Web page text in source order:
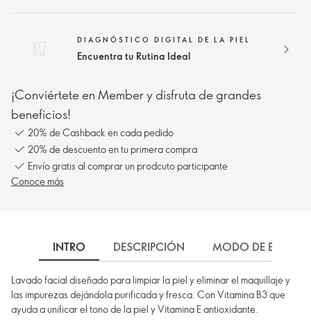
DIAGNÓSTICO DIGITAL DE LA PIEL
Encuentra tu Rutina Ideal
¡Conviértete en Member y disfruta de grandes
beneficios!
20% de Cashback en cada pedido
20% de descuento en tu primera compra
Envío gratis al comprar un prodcuto participante
Conoce más
INTRO DESCRIPCIÓN MODO DE EMPLEO
Lavado facial diseñado para limpiar la piel y eliminar el maquillaje y
las impurezas dejándola purificada y fresca. Con Vitamina B3 que
ayuda a unificar el tono de la piel y Vitamina E antioxidante.